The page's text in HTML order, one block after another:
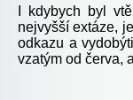
I kdybych byl
nejvyšší extáze,
odkazu a
vzatým od červa,